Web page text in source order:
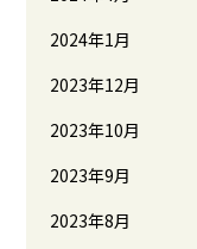
2024年1月
2023年12月
2023年10月
2023年9月
2023年8月